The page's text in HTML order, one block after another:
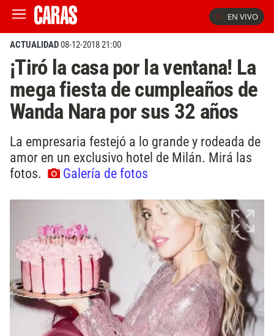
EN VIVO
ACTUALIDAD08-12-2018 21:00
¡Tiró la casa por la ventana! La
mega fiesta de cumpleaños de
Wanda Nara por sus 32 años
La empresaria festejó a lo grande y rodeada de
amor en un exclusivo hotel de Milán. Mirá las
fotos.
Galería de fotos